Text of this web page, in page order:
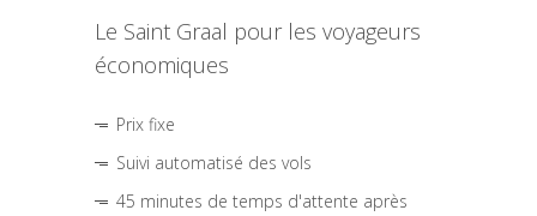
Le Saint Graal pour les voyageurs
économiques
Prix fixe
Suivi automatisé des vols
45 minutes de temps d'attente après